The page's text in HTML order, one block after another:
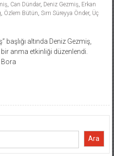
, Can Dündar, Deniz Gezmiş, Erkan
Özlem Bütün Sırrı Süreyya Önder, Üç
başlığı altında Deniz Gezmiş,
anma etkinliği düzenlendi.
Bora
Ara